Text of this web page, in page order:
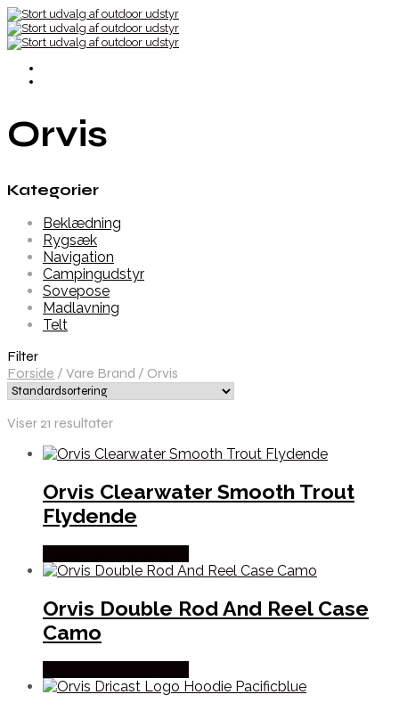
Orvis
Kategorier
Beklædning
Rygsæk
Navigation
Campingudstyr
Sovepose
Madlavning
Telt
Filter
Forside / Vare Brand / Orvis
Viser 21 resultater
Orvis Clearwater Smooth Trout
Flydende
Orvis Double Rod And Reel Case
Camo